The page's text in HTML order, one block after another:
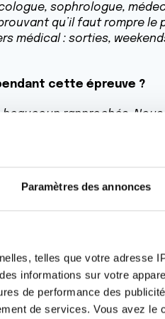
Paramètres des annonces
telles que votre adresse
informations sur votre
de performance des
de services. Vous avez le
sophrologue,
qu’il faut rompre le
médical : sorties,
cette épreuve ?
rapprochés.
de sa
d'un soutien ou d'un
faire face sans aide
relâcher une tension